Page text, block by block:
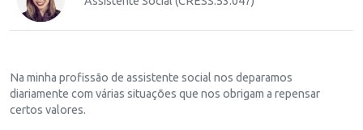
Na minha profissão de assistente social nos deparamos
diariamente com várias situações que nos obrigam a repensar
certos valores.